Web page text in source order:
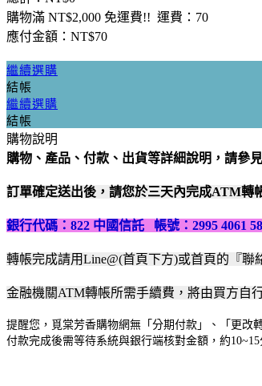
購物滿 NT$2,000 免運費!! 運費：70
應付金額：NT$70
繼續選購
結帳
繼續選購
結帳
購物說明
購物、產品、付款、出貨等詳細說明，請參
訂單確定送出後，請您於三天內完成ATM轉
銀行代碼：822 中國信託 帳號：2995 4061
轉帳完成請用Line@(首頁下方)或首頁的『
金融機關ATM轉帳所需手續費，將由買方自
提醒您，覓棠芳香購物網無「分期付款」、「更改
付款完成後需等待系統與銀行端核對金額，約